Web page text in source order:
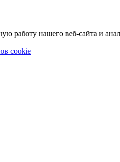
работу нашего веб-сайта и
cookie